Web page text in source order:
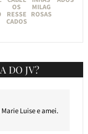
OS
RESSE
CADOS
MILAG
ROSAS
DO JV?
Luise e amei.